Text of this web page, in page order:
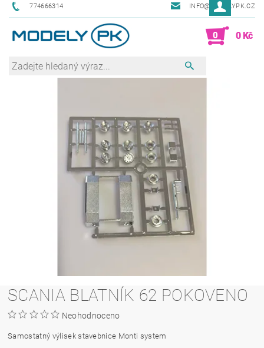
774666314 INFO@MODELYPK.CZ
0 0 Kč
SCANIA BLATNÍK 62 POKOVENO
Neohodnoceno
Samostatný výlisek stavebnice Monti system